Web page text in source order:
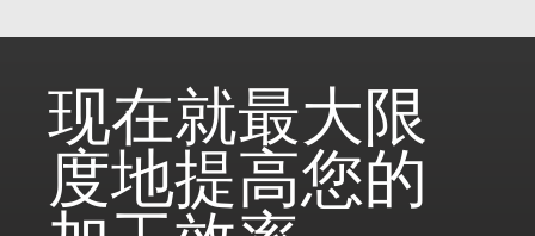
现在就最大限
度地提高您的